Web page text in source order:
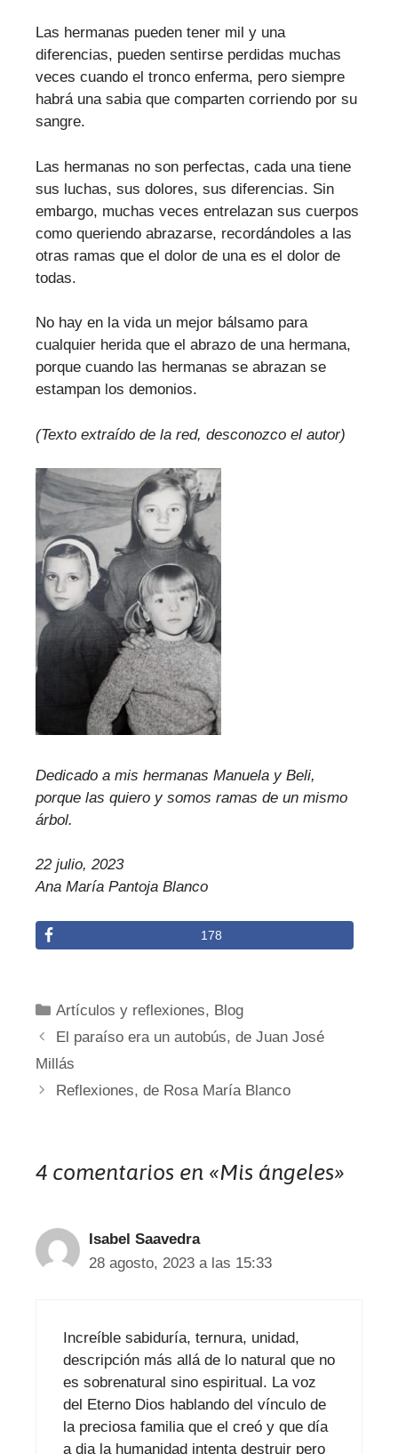
Las hermanas pueden tener mil y una
diferencias, pueden sentirse perdidas muchas
veces cuando el tronco enferma, pero siempre
habrá una sabia que comparten corriendo por su
sangre.
Las hermanas no son perfectas, cada una tiene
sus luchas, sus dolores, sus diferencias. Sin
embargo, muchas veces entrelazan sus cuerpos
como queriendo abrazarse, recordándoles a las
otras ramas que el dolor de una es el dolor de
todas.
No hay en la vida un mejor bálsamo para
cualquier herida que el abrazo de una hermana,
porque cuando las hermanas se abrazan se
estampan los demonios.
(Texto extraído de la red, desconozco el autor)
Dedicado a mis hermanas Manuela y Beli,
porque las quiero y somos ramas de un mismo
árbol.
22 julio, 2023
Ana María Pantoja Blanco
178
Categorías
Artículos y reflexiones, Blog
El paraíso era un autobús, de Juan José
Millás
Reflexiones, de Rosa María Blanco
4 comentarios en «Mis ángeles»
Isabel Saavedra
28 agosto, 2023 a las 15:33
Increíble sabiduría, ternura, unidad,
descripción más allá de lo natural que no
es sobrenatural sino espiritual. La voz
del Eterno Dios hablando del vínculo de
la preciosa familia que el creó y que día
a dia la humanidad intenta destruir pero